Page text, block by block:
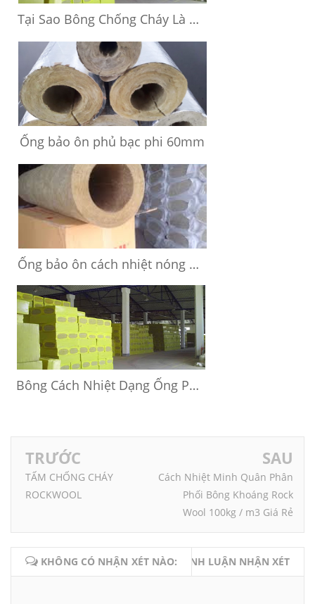
Tại Sao Bông Chống Cháy Là Vật Liệu Quan Trọng Cho Xây Dựng
Ống bảo ôn phủ bạc phi 60mm
Ống bảo ôn cách nhiệt nóng phi 21 27mm
Bông Cách Nhiệt Dạng Ống Phi 60mm Dày 25mm – 50mm
TRƯỚC
TẤM CHỐNG CHÁY
ROCKWOOL
SAU
Cách Nhiệt Minh Quân Phân
Phối Bông Khoáng Rock
Wool 100kg / m3 Giá Rẻ
KHÔNG CÓ NHẬN XÉT NÀO: BÌNH LUẬN NHẬN XÉT